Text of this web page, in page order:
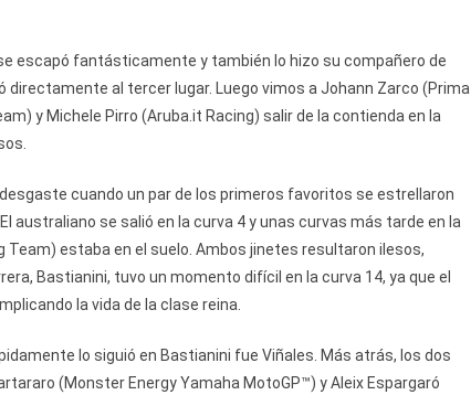
escapó fantásticamente y también lo hizo su compañero de
directamente al tercer lugar. Luego vimos a Johann Zarco (Prima
y Michele Pirro (Aruba.it Racing) salir de la contienda en la
cuando un par de los primeros favoritos se estrellaron
australiano se salió en la curva 4 y unas curvas más tarde en la
Team) estaba en el suelo. Ambos jinetes resultaron ilesos,
Bastianini, tuvo un momento difícil en la curva 14, ya que el
la vida de la clase reina.
lo siguió en Bastianini fue Viñales. Más atrás, los dos
(Monster Energy Yamaha MotoGP™) y Aleix Espargaró